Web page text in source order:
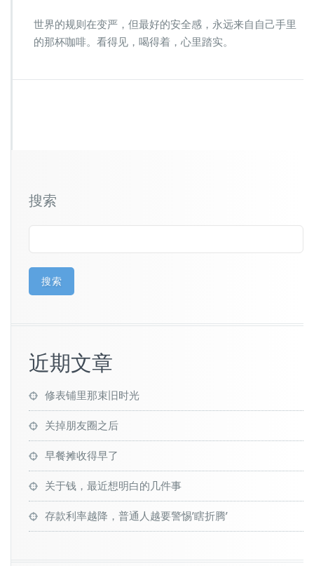
世界的规则在变严，但最好的安全感，永远来自自己手里
的那杯咖啡。看得见，喝得着，心里踏实。
搜索
搜索
近期文章
修表铺里那束旧时光
关掉朋友圈之后
早餐摊收得早了
关于钱，最近想明白的几件事
存款利率越降，普通人越要警惕’瞎折腾’